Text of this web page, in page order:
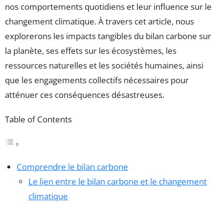
nos comportements quotidiens et leur influence sur le
changement climatique. À travers cet article, nous
explorerons les impacts tangibles du bilan carbone sur
la planète, ses effets sur les écosystèmes, les
ressources naturelles et les sociétés humaines, ainsi
que les engagements collectifs nécessaires pour
atténuer ces conséquences désastreuses.
Table of Contents
Comprendre le bilan carbone
Le lien entre le bilan carbone et le changement
climatique